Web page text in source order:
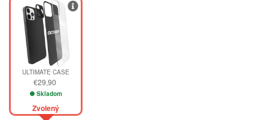
ULTIMATE CASE
€29,90
Skladom
Zvolený